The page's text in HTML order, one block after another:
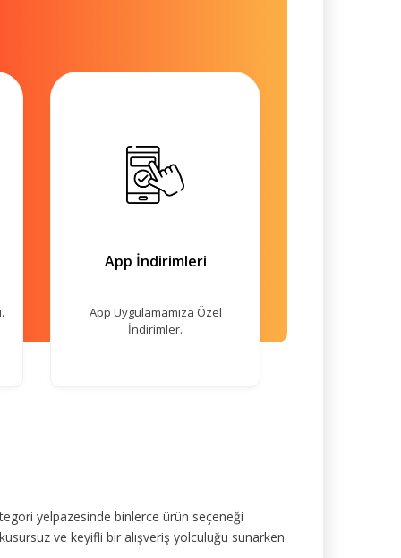
App İndirimleri
App Uygulamamıza Özel
İndirimler.
yelpazesinde binlerce ürün seçeneği
ve keyifli bir alışveriş yolculuğu sunarken